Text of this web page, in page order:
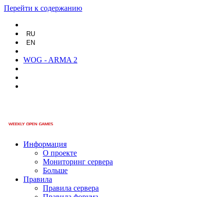
Перейти к содержанию
RU
EN
WOG - ARMA 2
Информация
О проекте
Мониторинг сервера
Больше
Правила
Правила сервера